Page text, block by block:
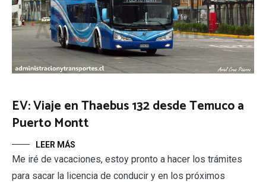
EV: Viaje en Thaebus 132 desde Temuco a
Puerto Montt
LEER MÁS
Me iré de vacaciones, estoy pronto a hacer los trámites
para sacar la licencia de conducir y en los próximos